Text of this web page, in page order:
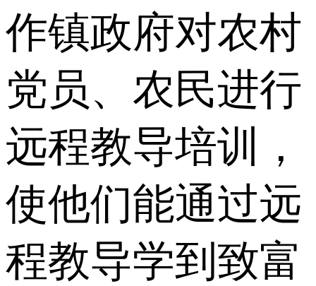
作镇政府对农村
党员、农民进行
远程教导培训，
使他们能通过远
程教导学到致富